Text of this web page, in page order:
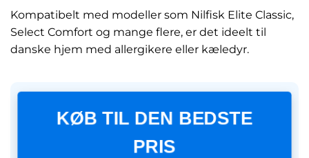
Kompatibelt med modeller som Nilfisk Elite Classic,
Select Comfort og mange flere, er det ideelt til
danske hjem med allergikere eller kæledyr.
KØB TIL DEN BEDSTE
PRIS